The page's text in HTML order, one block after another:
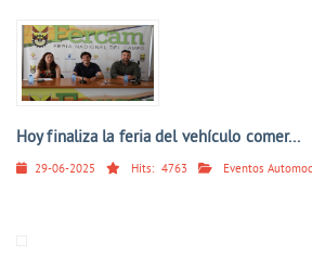
Hoy finaliza la feria del vehículo comer...
29-06-2025 Hits: 4763 Eventos